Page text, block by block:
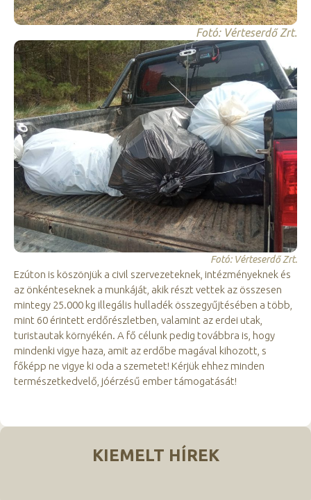
Fotó: Vérteserdő Zrt.
Fotó: Vérteserdő Zrt.
Ezúton is köszönjük a civil szervezeteknek, intézményeknek és
az önkénteseknek a munkáját, akik részt vettek az összesen
mintegy 25.000 kg illegális hulladék összegyűjtésében a több,
mint 60 érintett erdőrészletben, valamint az erdei utak,
turistautak környékén. A fő célunk pedig továbbra is, hogy
mindenki vigye haza, amit az erdőbe magával kihozott, s
főképp ne vigye ki oda a szemetet! Kérjük ehhez minden
természetkedvelő, jóérzésű ember támogatását!
KIEMELT HÍREK